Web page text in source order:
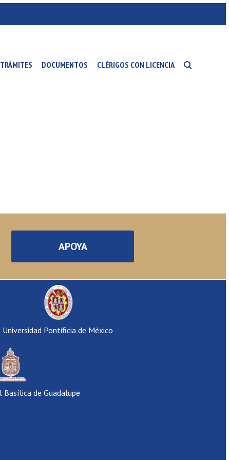
TRÁMITES DOCUMENTOS CLÉRIGOS CON LICENCIA
APOYA
Universidad Pontificia de México
Basílica de Guadalupe